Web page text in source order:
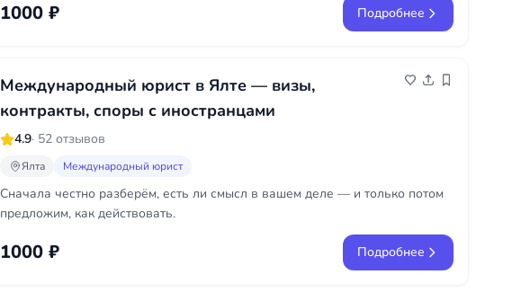
1000 ₽ Подробнее
Международный юрист в Ялте — визы,
контракты, споры с иностранцами
4.9· 52 отзывов
Ялта Международный юрист
Сначала честно разберём, есть ли смысл в вашем деле — и только потом
предложим, как действовать.
1000 ₽ Подробнее